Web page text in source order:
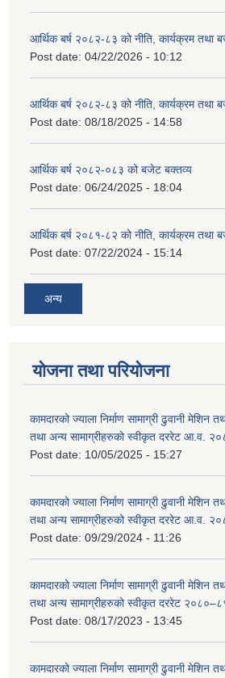
आर्थिक बर्ष २०८२-८३ को नीति, कार्यक्रम तथा
Post date: 04/22/2026 - 10:12
आर्थिक बर्ष २०८२-८३ को नीति, कार्यक्रम तथा
Post date: 08/18/2025 - 14:58
आर्थिक बर्ष २०८२-०८३ को बजेट बक्तव्य
Post date: 06/24/2025 - 18:04
आर्थिक बर्ष २०८१-८२ को नीति, कार्यक्रम तथा
Post date: 07/22/2024 - 15:14
अन्य
योजना तथा परियोजना
कामदारको ज्याला निर्माण सामाग्री ढुवानी मेशिन
तथा अन्य सामाग्रीहरुको स्वीकृत दररेट आ.व.
Post date: 10/05/2025 - 15:27
कामदारको ज्याला निर्माण सामाग्री ढुवानी मेशिन
तथा अन्य सामाग्रीहरुको स्वीकृत दररेट आ.व.
Post date: 09/29/2024 - 11:26
कामदारको ज्याला निर्माण सामाग्री ढुवानी मेशिन
तथा अन्य सामाग्रीहरुको स्वीकृत दररेट
Post date: 08/17/2023 - 13:45
कामदारको ज्याला निर्माण सामाग्री ढुवानी मेशिन